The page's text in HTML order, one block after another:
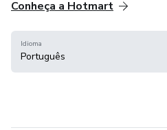
Conheça a Hotmart
Idioma
Português